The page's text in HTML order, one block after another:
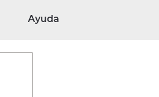
Ayuda